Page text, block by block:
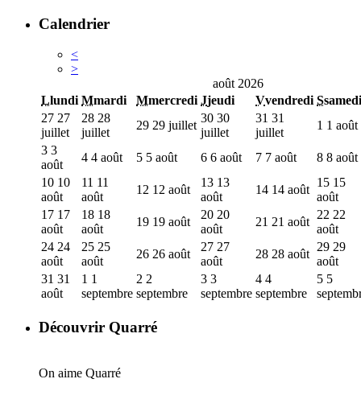
Calendrier
<
>
août 2026
Llundi Mmardi Mmercredi Jjeudi Vvendredi Ssamedi
27 27
juillet
28 28
juillet
29 29 juillet
30 30
juillet
31 31
juillet
1 1 août
3 3
août
4 4 août 5 5 août 6 6 août 7 7 août 8 8 août
10 10
août
11 11
août
12 12 août
13 13
août
14 14 août
15 15
août
17 17
août
18 18
août
19 19 août
20 20
août
21 21 août
22 22
août
24 24
août
25 25
août
26 26 août
27 27
août
28 28 août
29 29
août
31 31
août
1 1
septembre
2 2
septembre
3 3
septembre
4 4
septembre
5 5
Découvrir Quarré
On aime Quarré